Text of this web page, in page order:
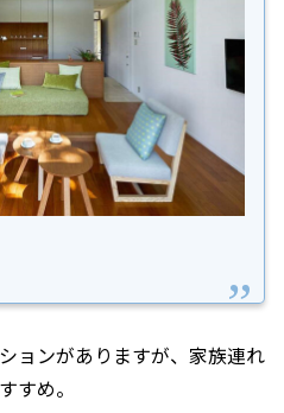
ョンがありますが、家族連れ
すめ。